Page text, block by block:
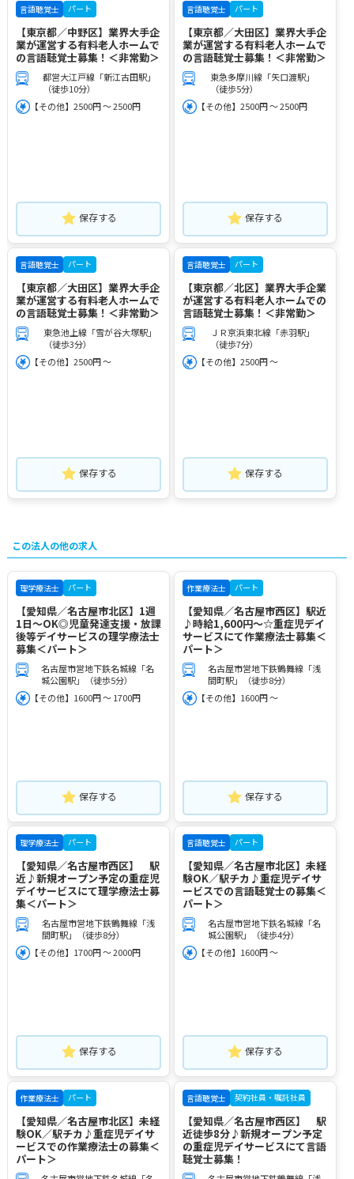
言語聴覚士 パート
【東京都／中野区】業界大手企
業が運営する有料老人ホームで
の言語聴覚士募集！＜非常勤＞
都営大江戸線「新江古田駅」
（徒歩10分）
【その他】2500円 ～ 2500円
保存する
言語聴覚士 パート
【東京都／大田区】業界大手企
業が運営する有料老人ホームで
の言語聴覚士募集！＜非常勤＞
東急多摩川線「矢口渡駅」
（徒歩5分）
【その他】2500円 ～ 2500円
保存する
言語聴覚士 パート
【東京都／大田区】業界大手企
業が運営する有料老人ホームで
の言語聴覚士募集！＜非常勤＞
東急池上線「雪が谷大塚駅」
（徒歩3分）
【その他】2500円 ～
保存する
言語聴覚士 パート
【東京都／北区】業界大手企業
が運営する有料老人ホームでの
言語聴覚士募集！＜非常勤＞
ＪＲ京浜東北線「赤羽駅」
（徒歩7分）
【その他】2500円 ～
保存する
この法人の他の求人
理学療法士 パート
【愛知県／名古屋市北区】1週
1日～OK◎児童発達支援・放課
後等デイサービスの理学療法士
募集＜パート＞
名古屋市営地下鉄名城線「名
城公園駅」（徒歩5分）
【その他】1600円 ～ 1700円
保存する
作業療法士 パート
【愛知県／名古屋市西区】駅近
♪時給1,600円～☆重症児デイ
サービスにて作業療法士募集＜
パート＞
名古屋市営地下鉄鶴舞線「浅
間町駅」（徒歩8分）
【その他】1600円 ～
保存する
理学療法士 パート
【愛知県／名古屋市西区】 駅
近♪新規オープン予定の重症児
デイサービスにて理学療法士募
集＜パート＞
名古屋市営地下鉄鶴舞線「浅
間町駅」（徒歩8分）
【その他】1700円 ～ 2000円
保存する
言語聴覚士 パート
【愛知県／名古屋市北区】未経
験OK／駅チカ♪重症児デイサ
ービスでの言語聴覚士の募集＜
パート＞
名古屋市営地下鉄名城線「名
城公園駅」（徒歩4分）
【その他】1600円 ～
保存する
作業療法士 パート
【愛知県／名古屋市北区】未経
験OK／駅チカ♪重症児デイサ
ービスでの作業療法士の募集＜
パート＞
言語聴覚士 契約社員・嘱託社員
【愛知県／名古屋市西区】 駅
近徒歩8分♪新規オープン予定
の重症児デイサービスにて言語
聴覚士募集！